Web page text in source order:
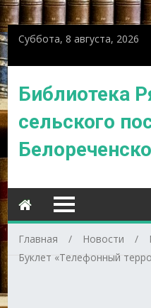
Суббота, 8 августа, 2026
Библиотека
сельского
Главная Новости
Буклет «Телефонный